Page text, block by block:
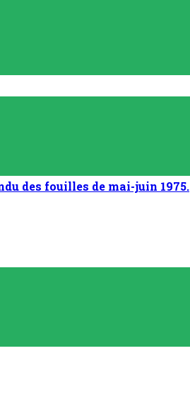
des fouilles de mai-juin 1975.